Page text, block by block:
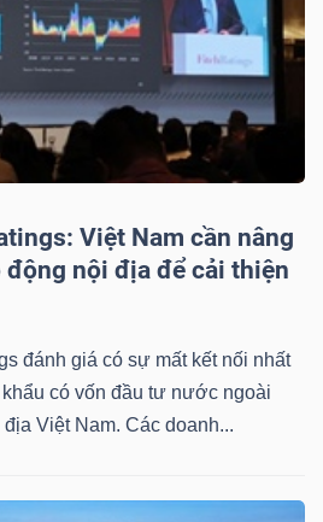
Việt Nam cần nâng
động nội địa để cải thiện
đánh giá có sự mất kết nối nhất
có vốn đầu tư nước ngoài
Việt Nam. Các doanh...